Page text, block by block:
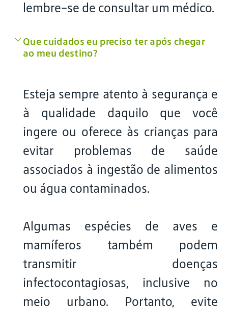
lembre-se de consultar um médico.
Que cuidados eu preciso ter após chegar
ao meu destino?
Esteja sempre atento à segurança e
à qualidade daquilo que você
ingere ou oferece às crianças para
evitar problemas de saúde
associados à ingestão de alimentos
ou água contaminados.
Algumas espécies de aves e
mamíferos também podem
transmitir doenças
infectocontagiosas, inclusive no
meio urbano. Portanto, evite